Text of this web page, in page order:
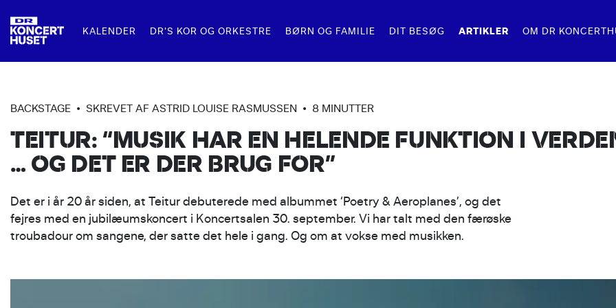
KALENDER DR'S KOR OG ORKESTRE
DR SYMFONIORKESTRET
DR PIGEKORET
DR BIG BAND
DR KONCERTKORET
BØRN OG FAMILIE
FOR FAMILIER
FAMILIEKONCERTER
FOR SKOLER
SKOLEKONCERTER
UNDERVISNING
SKOLERNES SANGDAG
DIT BESØG
MAD OG DRIKKE
RESTAURANT KLANG
BARER I DR KONCERTHUSET
RUNDVISNINGER
FOR BØRN
ØVRIGE RUNDVISNINGER
BILLETTYPER
ARTIKLER OM DR
LEJ DR KONCERTHUSET
TIL KONCERTER
TIL KONFERENCER OG EVENTS
SAL OG STUDIER
KONCERTSALEN
STUDIE 1
STUDIE 2
STUDIE 3
KONTAKT OS
BACKSTAGE • SKREVET AF ASTRID LOUISE RASMUSSEN • 8 MINUTTER
TEITUR: “MUSIK HAR EN HELENDE FUNKTION I
… OG DET ER DER BRUG FOR”
Det er i år 20 år siden, at Teitur debuterede med albummet ‘Poetry & Aeroplanes’, og det
fejres med en jubilæumskoncert i Koncertsalen 30. september. Vi har talt med den færøske
troubadour om sangene, der satte det hele i gang. Og om at vokse med musikken.